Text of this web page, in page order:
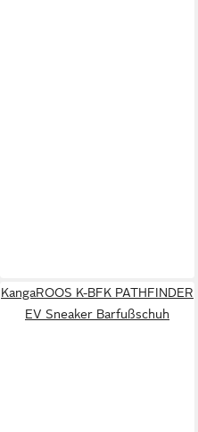
KangaROOS K-BFK PATHFINDER
EV Sneaker Barfußschuh